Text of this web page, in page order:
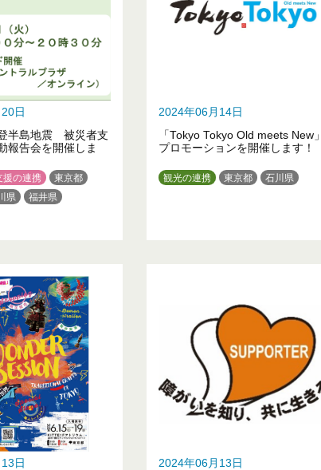
日
半島地震 被災者支
報告会を開催しま
援の連携
東京都
県 福井県
2024年06月14日
「Tokyo Tokyo Old meets New
プロモーションを開催します！
観光の連携 東京都 石川県
日
2024年06月13日